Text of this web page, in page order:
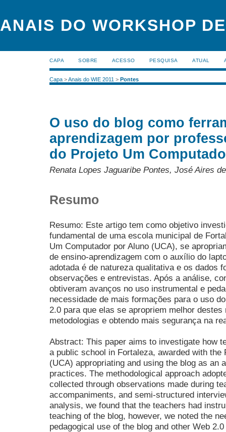
ANAIS DO WORKSHOP
CAPA SOBRE ACESSO PESQUISA ATUAL
Capa >Anais do WIE 2011 > Pontes
O uso do blog como
aprendizagem por
do Projeto Um
Renata Lopes Jaguaribe Pontes, José Aires
Resumo
Resumo: Este artigo tem como objetivo
fundamental de uma escola municipal de
Um Computador por Aluno (UCA), se
de ensino-aprendizagem com o auxílio do
adotada é de natureza qualitativa e os dados
observações e entrevistas. Após a análise,
obtiveram avanços no uso instrumental e
necessidade de mais formações para o uso
2.0 para que elas se apropriem melhor
metodologias e obtendo mais segurança na
Abstract: This paper aims to investigate how
a public school in Fortaleza, awarded with the
(UCA) appropriating and using the blog as an
practices. The methodological approach
collected through observations made during
accompaniments, and semi-structured
analysis, we found that the teachers had
teaching of the blog, however, we noted the
pedagogical use of the blog and other Web